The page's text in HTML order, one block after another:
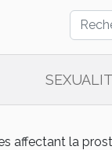
affectant la